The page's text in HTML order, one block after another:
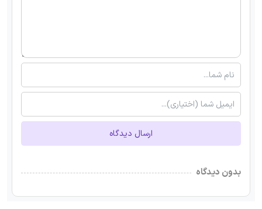
ارسال دیدگاه
بدون دیدگاه